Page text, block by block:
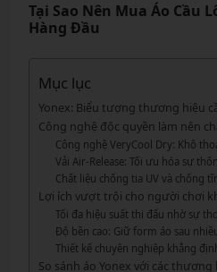
Tại Sao Nên Mua Áo Cầu
Hàng Đầu
Mục lục
Yonex: Biểu tượng thương hiệu
Công nghệ độc quyền làm nên
Công nghệ VeryCool Dry: Khô
Vải Air-Release: Tối ưu hóa sự
Chất liệu chống tia UV và chống
Lợi ích vượt trội cho người chơi
Tối đa hiệu suất thi đấu nhờ sự
Độ bền cao: Giữ form áo sau
Thiết kế chuyên nghiệp khẳng
So sánh áo Yonex với các